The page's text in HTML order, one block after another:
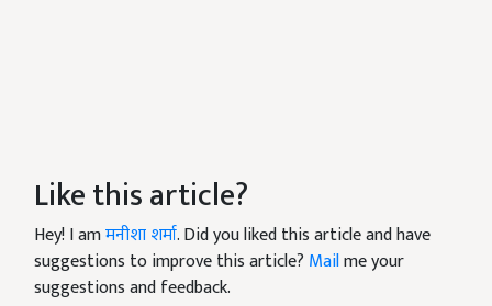
Like this article?
Hey! I amमनीशा शर्मा. Did you liked this article and have
suggestions to improve this article? Mailme your
suggestions and feedback.